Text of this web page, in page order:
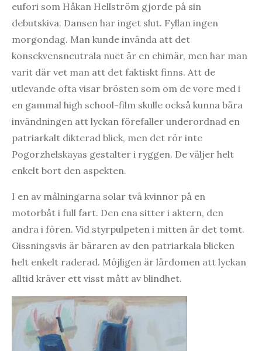
eufori som Håkan Hellström gjorde på sin
debutskiva. Dansen har inget slut. Fyllan ingen
morgondag. Man kunde invända att det
konsekvensneutrala nuet är en chimär, men har man
varit där vet man att det faktiskt finns. Att de
utlevande ofta visar brösten som om de vore med i
en gammal high school-film skulle också kunna bära
invändningen att lyckan förefaller underordnad en
patriarkalt dikterad blick, men det rör inte
Pogorzhelskayas gestalter i ryggen. De väljer helt
enkelt bort den aspekten.
I en av målningarna solar två kvinnor på en
motorbåt i full fart. Den ena sitter i aktern, den
andra i fören. Vid styrpulpeten i mitten är det tomt.
Gissningsvis är bäraren av den patriarkala blicken
helt enkelt raderad. Möjligen är lärdomen att lyckan
alltid kräver ett visst mått av blindhet.